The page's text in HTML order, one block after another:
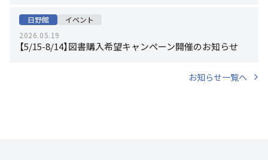
日野館 イベント
【5/15-8/14】図書購入希望キャンペーン開催のお知らせ
2026.05.19
お知らせ一覧へ